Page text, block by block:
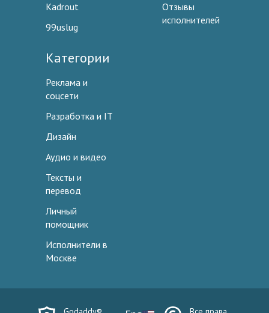
Kadrout
99uslug
Отзывы
исполнителей
Категории
Реклама и
соцсети
Разработка и IT
Дизайн
Аудио и видео
Тексты и
перевод
Личный
помощник
Исполнители в
Москве